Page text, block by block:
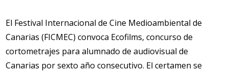
El Festival Internacional de Cine Medioambiental de
Canarias (FICMEC) convoca Ecofilms, concurso de
cortometrajes para alumnado de audiovisual de
Canarias por sexto año consecutivo. El certamen se